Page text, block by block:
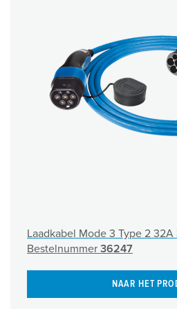
Laadkabel Mode 3 Type 2 32A
Bestelnummer 36247
NAAR HET